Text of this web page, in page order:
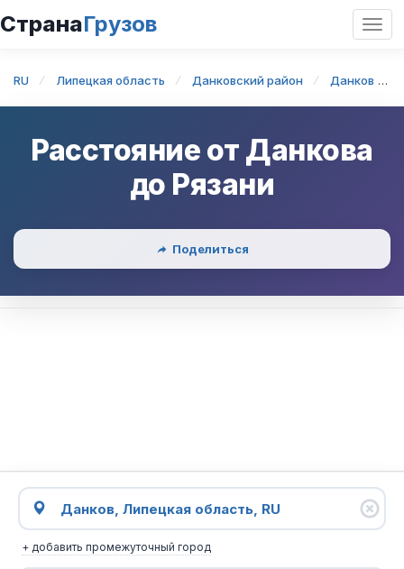
СтранаГрузов
RU Липецкая область Данковский район Данков
Расстояние от Данкова
до Рязани
Поделиться
+ добавить промежуточный город